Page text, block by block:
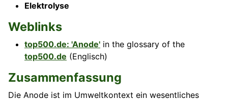
Elektrolyse
Weblinks
top500.de: 'Anode' in the glossary of the
top500.de (Englisch)
Zusammenfassung
Die Anode ist im Umweltkontext ein wesentliches